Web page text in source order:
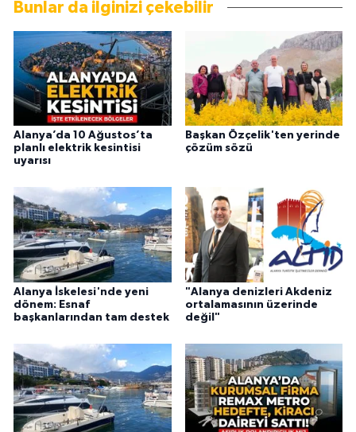
Bunlar da ilginizi çekebilir
Alanya’da 10 Ağustos’ta
planlı elektrik kesintisi
uyarısı
Başkan Özçelik'ten yerinde
çözüm sözü
Alanya İskelesi'nde yeni
dönem: Esnaf
başkanlarından tam destek
"Alanya denizleri Akdeniz
ortalamasının üzerinde
değil"